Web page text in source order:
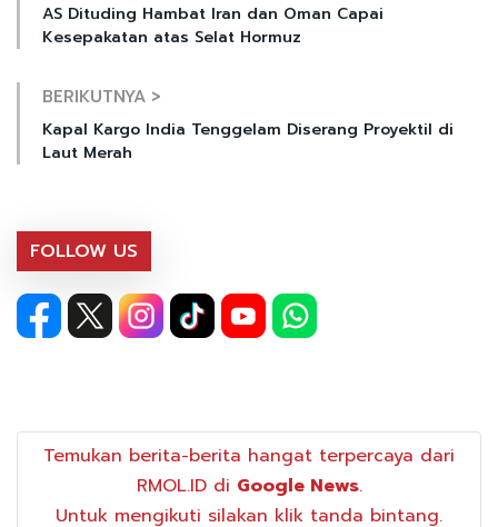
AS Dituding Hambat Iran dan Oman Capai
Kesepakatan atas Selat Hormuz
BERIKUTNYA >
Kapal Kargo India Tenggelam Diserang Proyektil di
Laut Merah
FOLLOW US
Temukan berita-berita hangat terpercaya dari
RMOL.ID di Google News.
Untuk mengikuti silakan klik tanda bintang.